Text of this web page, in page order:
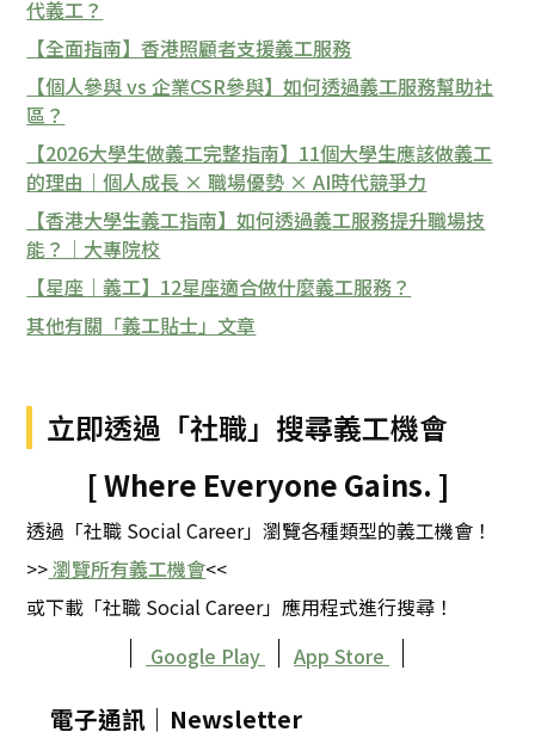
代義工？
【全面指南】香港照顧者支援義工服務
【個人參與 vs 企業CSR參與】如何透過義工服務幫助社
區？
【2026大學生做義工完整指南】11個大學生應該做義工
的理由｜個人成長 × 職場優勢 × AI時代競爭力
【香港大學生義工指南】如何透過義工服務提升職場技
能？｜大專院校
【星座｜義工】12星座適合做什麼義工服務？
其他有關「義工貼士」文章
立即透過「社職」搜尋義工機會
[ Where Everyone Gains. ]
透過「社職 Social Career」瀏覽各種類型的義工機會！
>>瀏覽所有義工機會<<
或下載「社職 Social Career」應用程式進行搜尋！
｜ Google Play ｜ App Store ｜
電子通訊｜Newsletter